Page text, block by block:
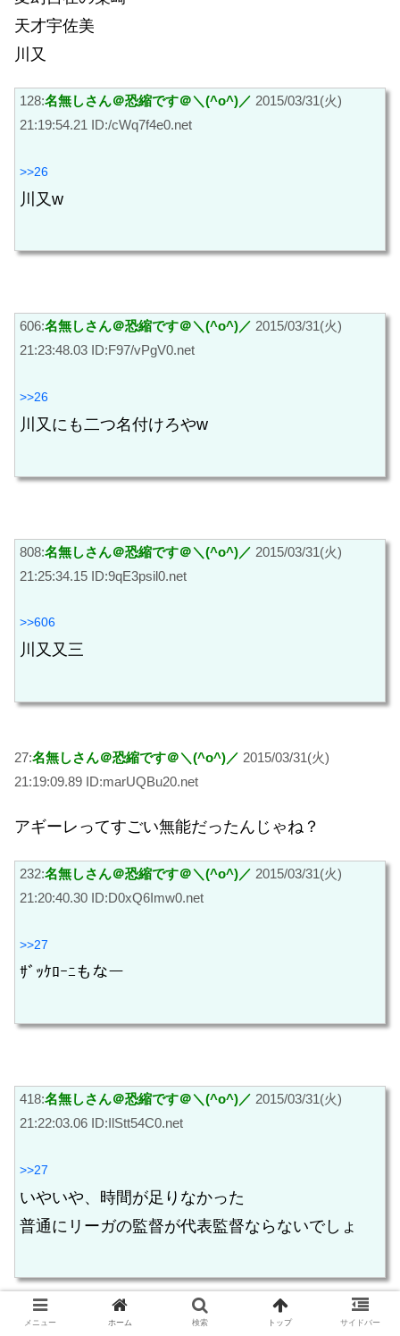
天才宇佐美
川又
128:名無しさん＠恐縮です＠＼(^o^)／ 2015/03/31(火)
21:19:54.21 ID:/cWq7f4e0.net
>>26
川又w
606:名無しさん＠恐縮です＠＼(^o^)／ 2015/03/31(火)
21:23:48.03 ID:F97/vPgV0.net
>>26
川又にも二つ名付けろやw
808:名無しさん＠恐縮です＠＼(^o^)／ 2015/03/31(火)
21:25:34.15 ID:9qE3psil0.net
>>606
川又又三
27:名無しさん＠恐縮です＠＼(^o^)／ 2015/03/31(火)
21:19:09.89 ID:marUQBu20.net
アギーレってすごい無能だったんじゃね？
232:名無しさん＠恐縮です＠＼(^o^)／ 2015/03/31(火)
21:20:40.30 ID:D0xQ6Imw0.net
>>27
ｻﾞｯｹﾛｰﾆもなー
418:名無しさん＠恐縮です＠＼(^o^)／ 2015/03/31(火)
21:22:03.06 ID:IlStt54C0.net
>>27
いやいや、時間が足りなかった
普通にリーガの監督が代表監督ならないでしょ
メニュー ホーム 検索 トップ サイドバー